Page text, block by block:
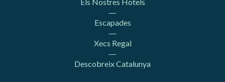
Escapades
Xecs Regal
Descobreix Catalunya